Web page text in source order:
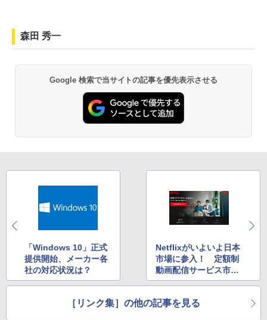
森田 秀一
Google 検索で当サイトの記事を優先表示させる
「Windows 10」正式
提供開始、メーカー各
社の対応状況は？
Netflixがいよいよ日本
市場に参入！ 定額制
動画配信サービス市場
を俯瞰する
［リンク集］の他の記事を見る